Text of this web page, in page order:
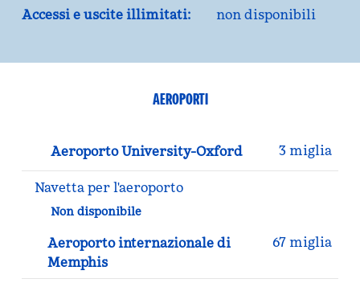
Accessi e uscite illimitati:
non disponibili
AEROPORTI
Aeroporto University-Oxford 3 miglia
Navetta per l'aeroporto
Non disponibile
Aeroporto internazionale di
Memphis
67 miglia